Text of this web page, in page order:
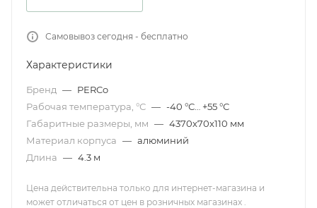
Самовывоз сегодня - бесплатно
Характеристики
Бренд — PERCo
Рабочая температура, °С — -40 °С… +55 °С
Габаритные размеры, мм — 4370x70x110 мм
Материал корпуса — алюминий
Длина — 4.3 м
Цена действительна только для интернет-магазина и
может отличаться от цен в розничных магазинах .